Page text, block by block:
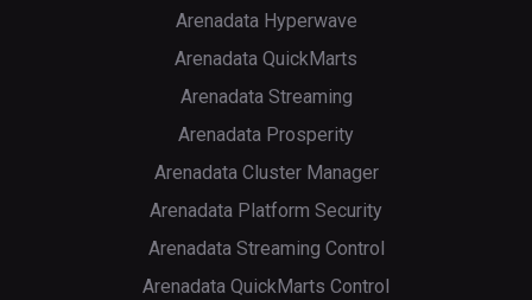
Arenadata Hyperwave
Arenadata QuickMarts
Arenadata Streaming
Arenadata Prosperity
Arenadata Cluster Manager
Arenadata Platform Security
Arenadata Streaming Control
Arenadata QuickMarts Control